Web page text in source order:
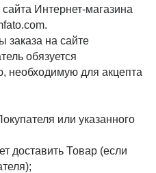
Интернет-магазина
на сайте
обязуется
необходимую для акцепта
или указанного
доставить Товар (если